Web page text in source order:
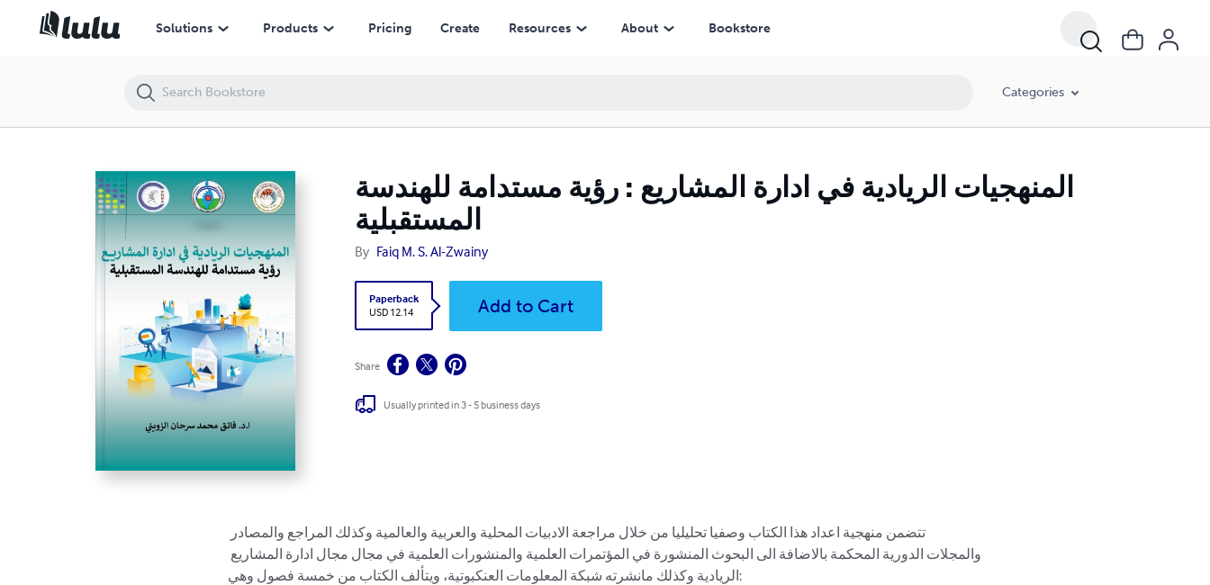
Solutions Products Pricing Create Resources About Bookstore
Categories
المنهجيات الريادية في ادارة المشاريع : رؤية مستدامة للهندسة
المستقبلية
By Faiq M. S. Al-Zwainy
Paperback
USD 12.14
Add to Cart
Share
Usually printed in 3 - 5 business days
تتضمن منهجية اعداد هذا الكتاب وصفیا تحلیلیا من خلال مراجعة الادبيات المحلية والعربية والعالمية وكذلك المراجع والمصادر
والمجلات الدورية المحكمة بالاضافة الى البحوث المنشورة في المؤتمرات العلمية والمنشورات العلمية في مجال مجال ادارة المشاريع
الريادية وكذلك مانشرته شبكة المعلومات العنكبوتية، ويتألف الكتاب من خمسة فصول وهي:
المنهجيات الريادية في ادارة المشاريع : رؤية مستدامة للهندسة المستقبلية